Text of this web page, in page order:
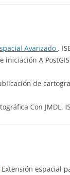
Avanzado .
A
de
Con JMDL.
Extensión espacial